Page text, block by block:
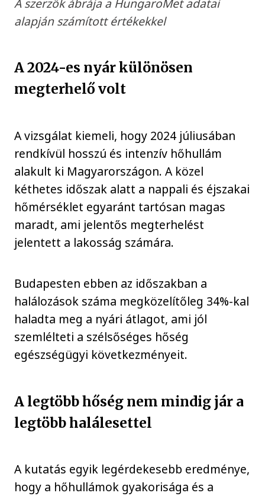
alapján számított értékekkel
A 2024-es nyár különösen
megterhelő volt
A vizsgálat kiemeli, hogy 2024 júliusában
rendkívül hosszú és intenzív hőhullám
alakult ki Magyarországon. A közel
kéthetes időszak alatt a nappali és éjszakai
hőmérséklet egyaránt tartósan magas
maradt, ami jelentős megterhelést
jelentett a lakosság számára.
Budapesten ebben az időszakban a
halálozások száma megközelítőleg 34%-kal
haladta meg a nyári átlagot, ami jól
szemlélteti a szélsőséges hőség
egészségügyi következményeit.
A legtöbb hőség nem mindig jár a
legtöbb halálesettel
A kutatás egyik legérdekesebb eredménye,
hogy a hőhullámok gyakorisága és a